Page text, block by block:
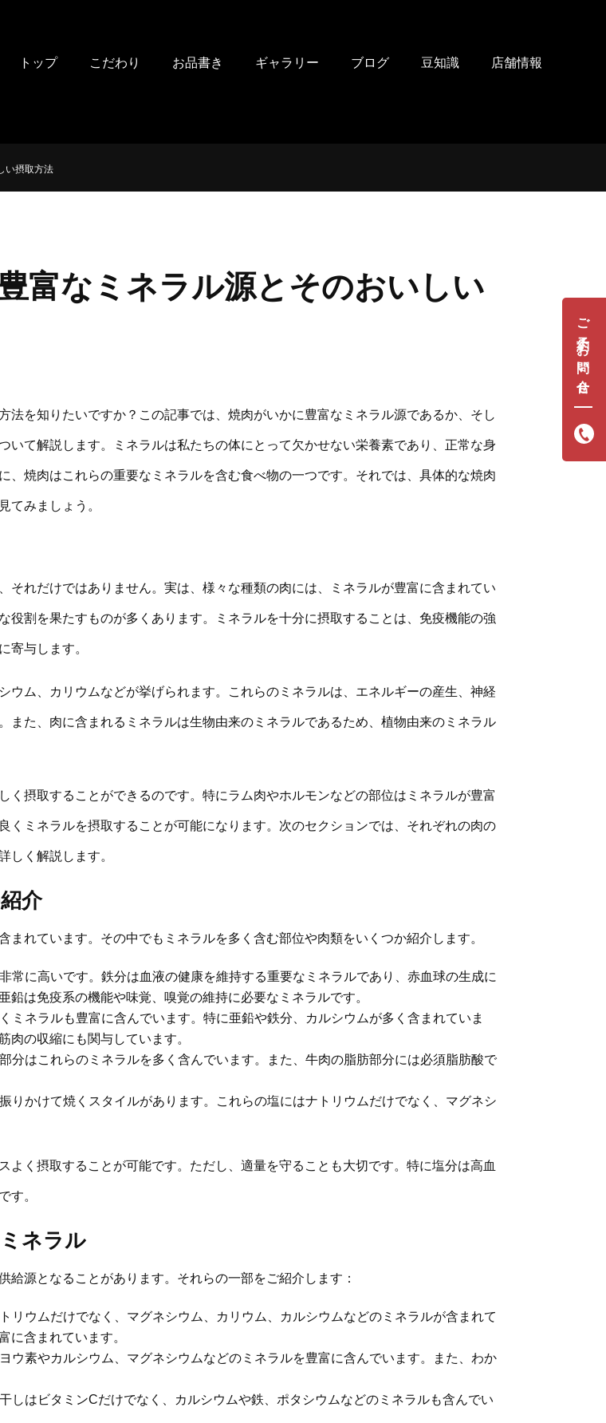
トップ こだわり お品書き ギャラリー ブログ 豆知識 店舗情報
ご予約・お問い合せ
い摂取方法
富なミネラル源とそのおいしい
を知りたいですか？この記事では、焼肉がいかに豊富なミネラル源であるか、そし
いて解説します。ミネラルは私たちの体にとって欠かせない栄養素であり、正常な身
焼肉はこれらの重要なミネラルを含む食べ物の一つです。それでは、具体的な焼肉
てみましょう。
れだけではありません。実は、様々な種類の肉には、ミネラルが豊富に含まれてい
役割を果たすものが多くあります。ミネラルを十分に摂取することは、免疫機能の強
寄与します。
ム、カリウムなどが挙げられます。これらのミネラルは、エネルギーの産生、神経
また、肉に含まれるミネラルは生物由来のミネラルであるため、植物由来のミネラル
摂取することができるのです。特にラム肉やホルモンなどの部位はミネラルが豊富
くミネラルを摂取することが可能になります。次のセクションでは、それぞれの肉の
しく解説します。
介
れています。その中でもミネラルを多く含む部位や肉類をいくつか紹介します。
常に高いです。鉄分は血液の健康を維持する重要なミネラルであり、赤血球の生成に
は免疫系の機能や味覚、嗅覚の維持に必要なミネラルです。
ミネラルも豊富に含んでいます。特に亜鉛や鉄分、カルシウムが多く含まれていま
肉の収縮にも関与しています。
分はこれらのミネラルを多く含んでいます。また、牛肉の脂肪部分には必須脂肪酸で
りかけて焼くスタイルがあります。これらの塩にはナトリウムだけでなく、マグネシ
く摂取することが可能です。ただし、適量を守ることも大切です。特に塩分は高血
す。
ネラル
源となることがあります。それらの一部をご紹介します：
リウムだけでなく、マグネシウム、カリウム、カルシウムなどのミネラルが含まれて
に含まれています。
ウ素やカルシウム、マグネシウムなどのミネラルを豊富に含んでいます。また、わか
しはビタミンCだけでなく、カルシウムや鉄、ポタシウムなどのミネラルも含んでい